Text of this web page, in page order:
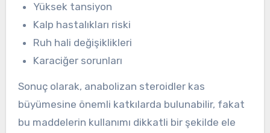
Yüksek tansiyon
Kalp hastalıkları riski
Ruh hali değişiklikleri
Karaciğer sorunları
Sonuç olarak, anabolizan steroidler kas
büyümesine önemli katkılarda bulunabilir, fakat
bu maddelerin kullanımı dikkatli bir şekilde ele